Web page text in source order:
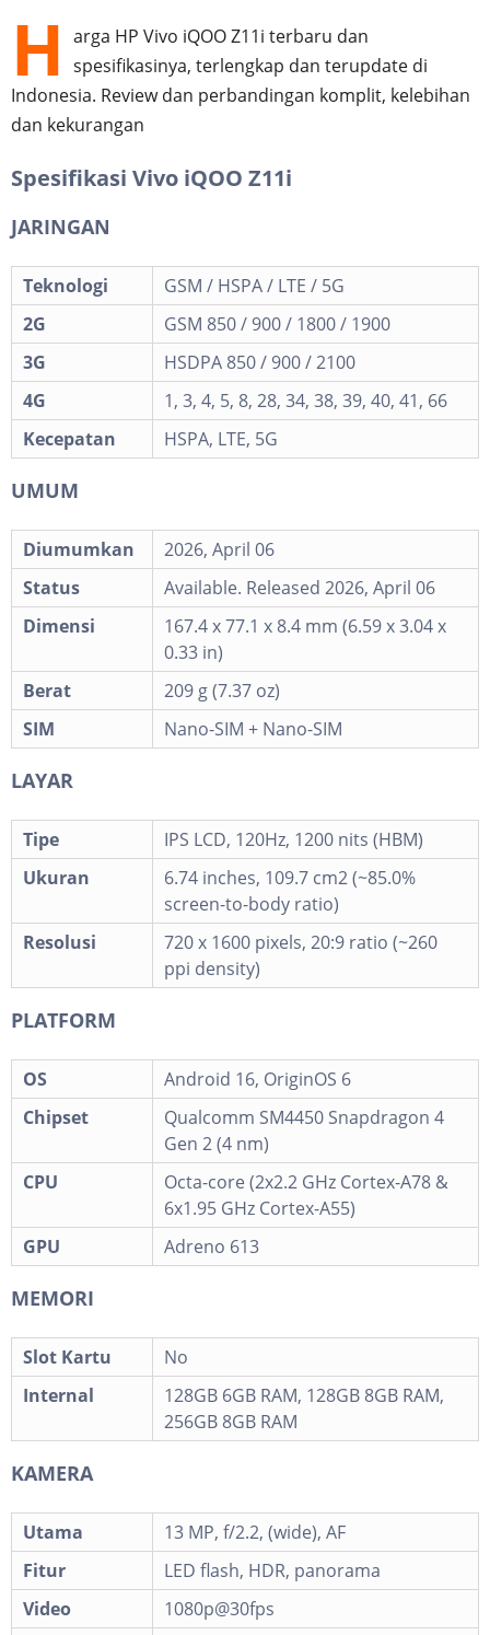
H arga HP Vivo iQOO Z11i terbaru dan
spesifikasinya, terlengkap dan terupdate di
Indonesia. Review dan perbandingan komplit, kelebihan
dan kekurangan
Spesifikasi Vivo iQOO Z11i
JARINGAN
Teknologi
GSM / HSPA / LTE / 5G
2G
GSM 850 / 900 / 1800 / 1900
3G
HSDPA 850 / 900 / 2100
4G
1, 3, 4, 5, 8, 28, 34, 38, 39, 40, 41, 66
Kecepatan
HSPA, LTE, 5G
UMUM
Diumumkan
2026, April 06
Status
Available. Released 2026, April 06
Dimensi
167.4 x 77.1 x 8.4 mm (6.59 x 3.04 x
0.33 in)
Berat
209 g (7.37 oz)
SIM
Nano-SIM + Nano-SIM
LAYAR
Tipe
IPS LCD, 120Hz, 1200 nits (HBM)
Ukuran
6.74 inches, 109.7 cm2 (~85.0%
screen-to-body ratio)
Resolusi
720 x 1600 pixels, 20:9 ratio (~260
ppi density)
PLATFORM
OS
Android 16, OriginOS 6
Chipset
Qualcomm SM4450 Snapdragon 4
Gen 2 (4 nm)
CPU
Octa-core (2x2.2 GHz Cortex-A78 &
6x1.95 GHz Cortex-A55)
GPU
Adreno 613
MEMORI
Slot Kartu
No
Internal
128GB 6GB RAM, 128GB 8GB RAM,
256GB 8GB RAM
KAMERA
Utama
13 MP, f/2.2, (wide), AF
Fitur
LED flash, HDR, panorama
Video
1080p@30fps